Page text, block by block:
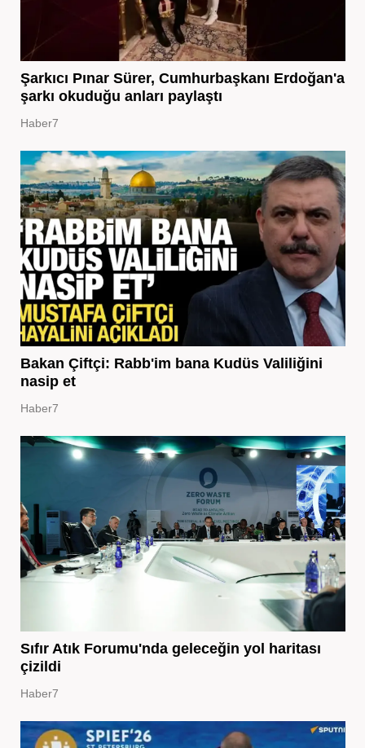
Şarkıcı Pınar Sürer, Cumhurbaşkanı Erdoğan'a
şarkı okuduğu anları paylaştı
Haber7
Bakan Çiftçi: Rabb'im bana Kudüs Valiliğini
nasip et
Haber7
Sıfır Atık Forumu'nda geleceğin yol haritası
çizildi
Haber7